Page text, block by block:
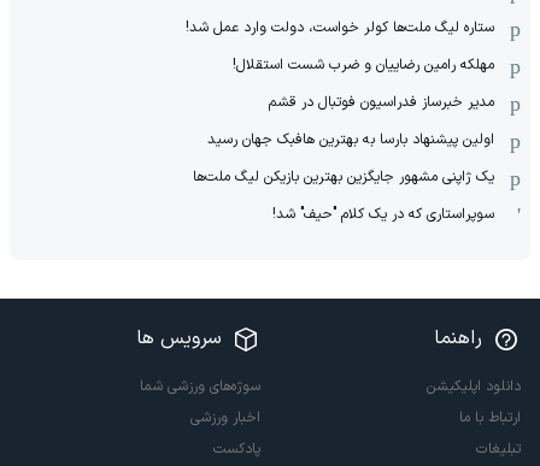
ستاره لیگ ملت‌ها کولر خواست، دولت وارد عمل شد!
مهلکه رامین رضاییان و ضرب شست استقلال!
مدیر خبرساز فدراسیون فوتبال در قشم
اولین پیشنهاد بارسا به بهترین هافبک جهان رسید
یک ژاپنی مشهور جایگزین بهترین بازیکن لیگ ملت‌ها
سوپراستاری که در یک کلام "حیف" شد!
راهنما
دانلود اپلیکیشن
ارتباط با ما
تبلیغات
سرویس ها
سوژه‌های ورزشی شما
اخبار ورزشی
پادکست